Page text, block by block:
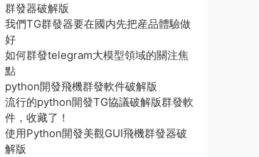
群發器破解版
我們TG群發器要在國内先把産品體驗做
好
如何群發telegram大模型領域的關注焦
點
python開發飛機群發軟件破解版
流行的python開發TG協議破解版群發軟
件，收藏了！
使用Python開發美觀GUI飛機群發器破
解版